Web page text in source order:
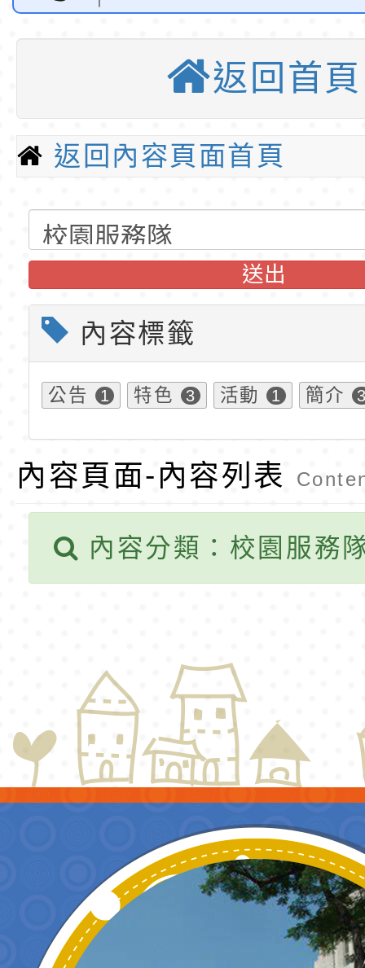
走」動畫影片
員健康講座「吃得安
心」，請退休同仁踴
清華光罩教學專業論
動時代中的好老師：
教師韌性
轉環境部「淨零綠領
轉農業部桃園區農業
「115年食農教育專
訓練課程」，歡迎已
育專業人員資格者報
錄取公告-桃園市桃
民小學115學年度「
理人員」甄選
東門國小115學年度
梯特教代課教師甄選
公告(尚有缺額)
東門國小115學年度
梯特教代課教師甄選
公告(尚有缺額)
東門國小115學年度
梯特教代理教師甄選
公告(尚有缺額)
特殊教育學生及幼兒
明手冊(修訂版)與學
說明影片
轉知臺中市政府政風
光城市手牽手，綠能
走」動畫影片
本府115年70歲以上
員健康講座「吃得安
心」，請退休同仁踴
清華光罩教學專業論
動時代中的好老師：
教師韌性
轉環境部「淨零綠領
程」
轉農業部桃園區農業
「115年食農教育專
訓練課程」，歡迎已
錄取公告-桃園市桃
民小學115學年度「
東門國小115學年度
公告(尚有缺額)
園服務隊-桃
國小全球資
教育
返回首頁
返回內容頁面首頁
送出
內容標籤
公告 1 特色 3 活動 1 簡介
內容頁面-內容列表
內容分類：校園服務